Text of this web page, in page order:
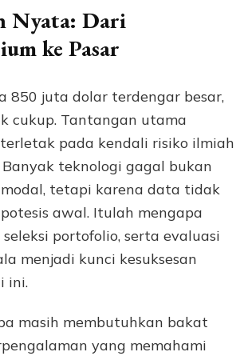
Nyata: Dari
ke Pasar
850 juta dolar terdengar besar,
cukup. Tantangan utama
pada kendali risiko ilmiah
teknologi gagal bukan
tetapi karena data tidak
awal. Itulah mengapa
portofolio, serta evaluasi
menjadi kunci kesuksesan
ini.
masih membutuhkan bakat
yang memahami